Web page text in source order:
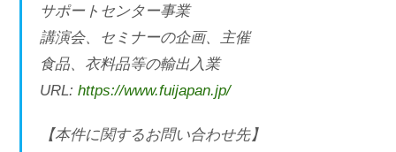
サポートセンター事業
講演会、セミナーの企画、主催
食品、衣料品等の輸出入業
URL:https://www.fuijapan.jp/
【本件に関するお問い合わせ先】